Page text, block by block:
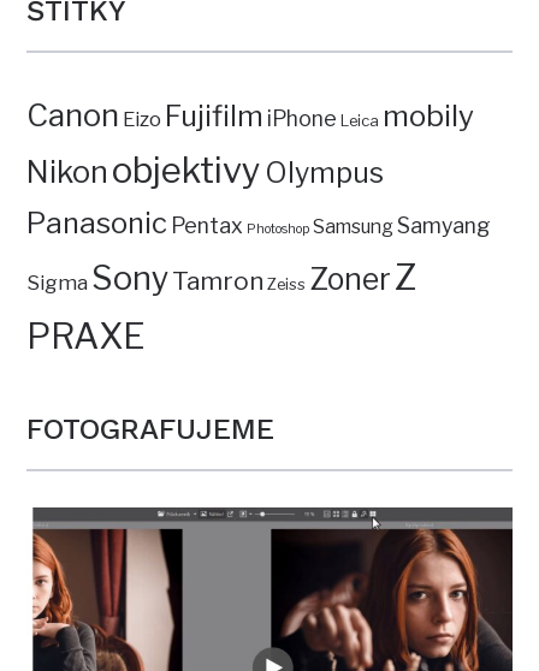
ŠTÍTKY
Canon Eizo Fujifilm iPhone Leica mobily
Nikon objektivy Olympus
Panasonic Pentax Photoshop SamsungSamyang
Sigma SonyTamron Zeiss ZonerZ
PRAXE
FOTOGRAFUJEME